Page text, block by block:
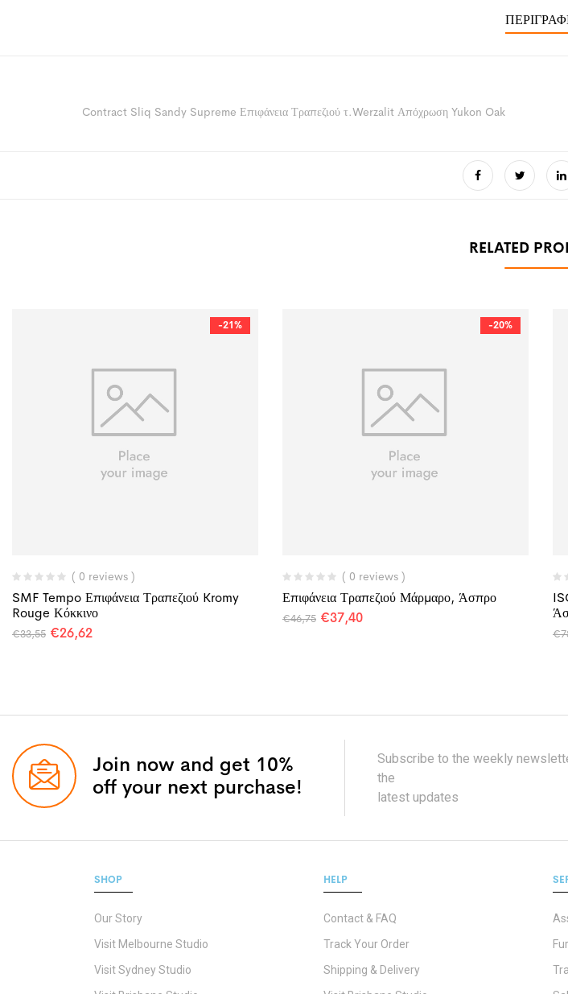
Contract Sliq Sandy Supreme Επιφάνεια Τραπεζιού τ.Werzalit Απόχρωση Yukon Oak
RELATED
-21%
( 0 reviews )
SMF Tempo Επιφάνεια Τραπεζιού Kromy
Rouge Κόκκινο
€33,55 €26,62
-20%
( 0 reviews )
Επιφάνεια Τραπεζιού Μάρμαρο, Άσπρο
€46,75 €37,40
€
Join now and get 10%
off your next purchase!
Subscribe to the weekly
the
latest updates
SHOP
Our Story
Visit Melbourne Studio
Visit Sydney Studio
HELP
Contact & FAQ
Track Your Order
Shipping & Delivery